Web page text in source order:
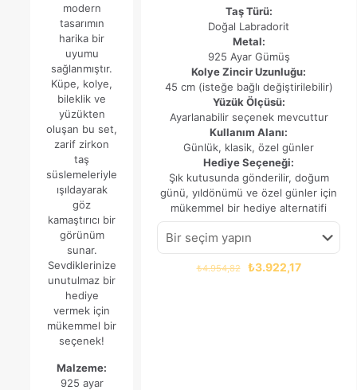
modern
tasarımın
harika bir
uyumu
sağlanmıştır.
Küpe, kolye,
bileklik ve
yüzükten
oluşan bu set,
zarif zirkon
taş
süslemeleriyle
ışıldayarak
göz
kamaştırıcı bir
görünüm
sunar.
Sevdiklerinize
unutulmaz bir
hediye
vermek için
mükemmel bir
seçenek!
Malzeme:
925 ayar
Taş Türü:
Doğal Labradorit
Metal:
925 Ayar Gümüş
Kolye Zincir Uzunluğu:
45 cm (isteğe bağlı değiştirilebilir)
Yüzük Ölçüsü:
Ayarlanabilir seçenek mevcuttur
Kullanım Alanı:
Günlük, klasik, özel günler
Hediye Seçeneği:
Şık kutusunda gönderilir, doğum
günü, yıldönümü ve özel günler için
mükemmel bir hediye alternatifi
₺4.954,82
Orijinal
₺3.922,17Şu